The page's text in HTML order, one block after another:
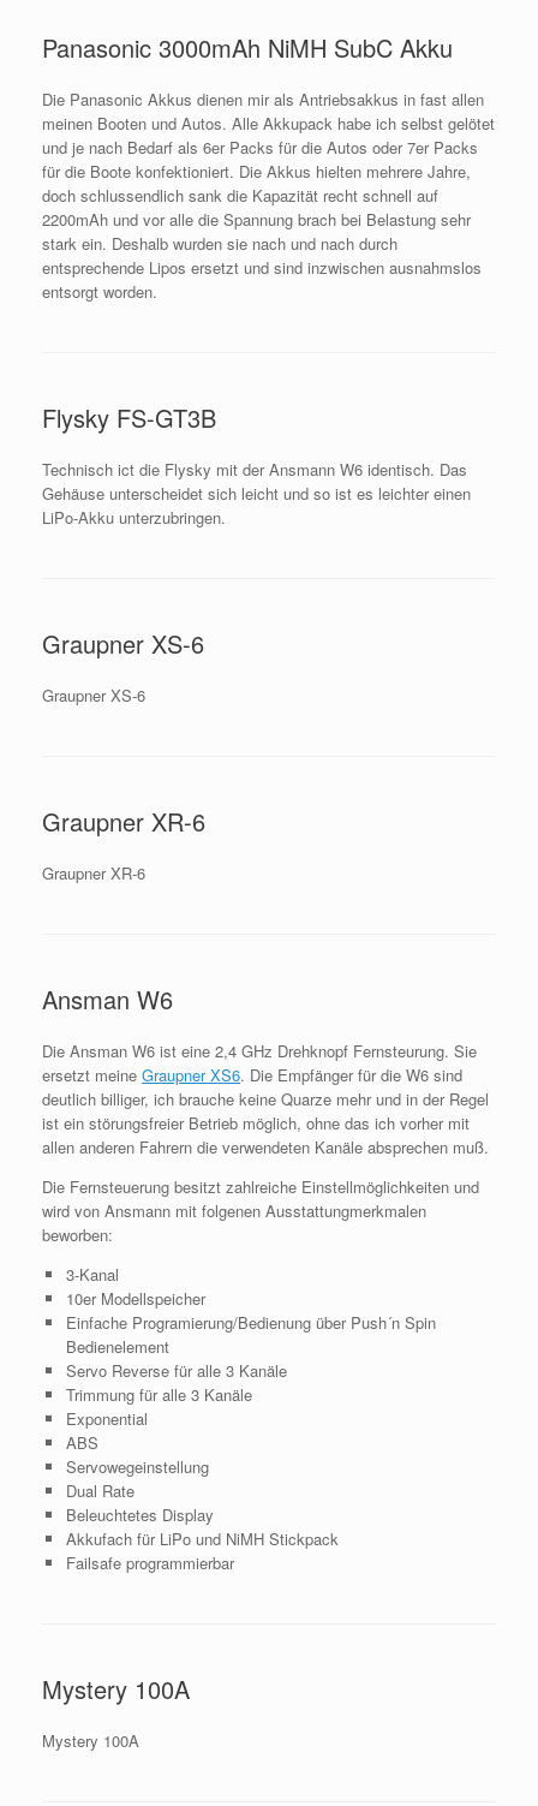
Panasonic 3000mAh NiMH SubC Akku
Die Panasonic Akkus dienen mir als Antriebsakkus in fast allen
meinen Booten und Autos. Alle Akkupack habe ich selbst gelötet
und je nach Bedarf als 6er Packs für die Autos oder 7er Packs
für die Boote konfektioniert. Die Akkus hielten mehrere Jahre,
doch schlussendlich sank die Kapazität recht schnell auf
2200mAh und vor alle die Spannung brach bei Belastung sehr
stark ein. Deshalb wurden sie nach und nach durch
entsprechende Lipos ersetzt und sind inzwischen ausnahmslos
entsorgt worden.
Flysky FS-GT3B
Technisch ict die Flysky mit der Ansmann W6 identisch. Das
Gehäuse unterscheidet sich leicht und so ist es leichter einen
LiPo-Akku unterzubringen.
Graupner XS-6
Graupner XS-6
Graupner XR-6
Graupner XR-6
Ansman W6
Die Ansman W6 ist eine 2,4 GHz Drehknopf Fernsteurung. Sie
ersetzt meine Graupner XS6. Die Empfänger für die W6 sind
deutlich billiger, ich brauche keine Quarze mehr und in der Regel
ist ein störungsfreier Betrieb möglich, ohne das ich vorher mit
allen anderen Fahrern die verwendeten Kanäle absprechen muß.
Die Fernsteuerung besitzt zahlreiche Einstellmöglichkeiten und
wird von Ansmann mit folgenen Ausstattungmerkmalen
beworben:
3-Kanal
10er Modellspeicher
Einfache Programierung/Bedienung über Push´n Spin
Bedienelement
Servo Reverse für alle 3 Kanäle
Trimmung für alle 3 Kanäle
Exponential
ABS
Servowegeinstellung
Dual Rate
Beleuchtetes Display
Akkufach für LiPo und NiMH Stickpack
Failsafe programmierbar
Mystery 100A
Mystery 100A